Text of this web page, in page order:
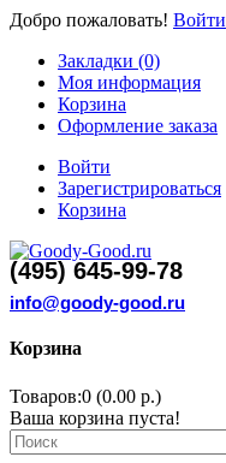
Добро пожаловать! Войти
Закладки (0)
Моя информация
Корзина
Оформление заказа
Войти
Зарегистрироваться
Корзина
(495) 645-99-78
info@goody-good.ru
Корзина
Товаров:0 (0.00 р.)
Ваша корзина пуста!